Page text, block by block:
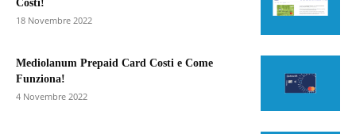
Costi!
18 Novembre 2022
Mediolanum Prepaid Card Costi e Come
Funziona!
4 Novembre 2022